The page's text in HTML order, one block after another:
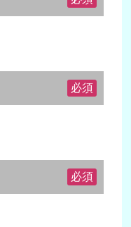
必須
必須